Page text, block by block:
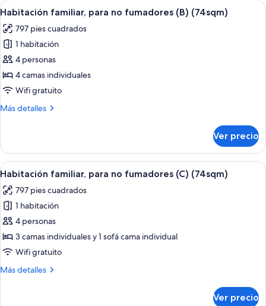
no
fumadores
(29sqm)
3
individuales,
para
no
fumadores
(29sqm)
Abrir
todas
las
fotos
de
Habitación
familiar,
no
(74sqm)
Habitación familiar, para no
7
Habitación familiar, para no fumadores (B) (74sqm)
797 pies cuadrados
1 habitación
4 personas
4 camas individuales
Wifi gratuito
Más detalles
Más
familiar,
para
no
(B)
(74sqm)
Ver precio
Abrir
todas
las
fotos
de
Habitación
familiar,
no
Una habitación de hotel con dos
6
Habitación familiar, para no fumadores (C) (74sqm)
797 pies cuadrados
1 habitación
4 personas
3 camas individuales y 1 sofá cama individual
Wifi gratuito
Más detalles
Más
Ver precio